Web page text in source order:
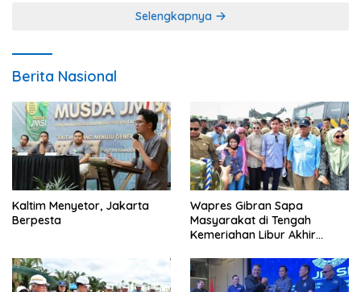
Selengkapnya
Berita Nasional
Kaltim Menyetor, Jakarta
Berpesta
Wapres Gibran Sapa
Masyarakat di Tengah
Kemeriahan Libur Akhir